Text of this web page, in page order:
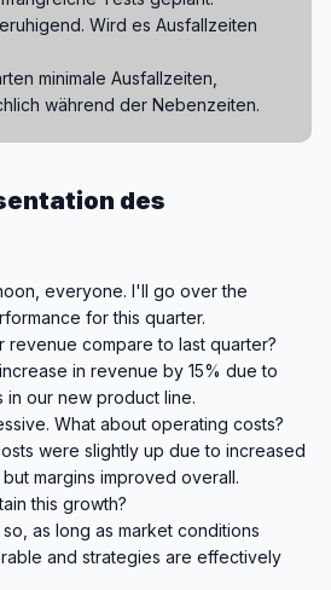
Wird es Ausfallzeiten
minimale Ausfallzeiten,
während der Nebenzeiten.
des
everyone. I'll go over the
for this quarter.
revenue compare to last quarter?
in revenue by 15% due to
in our new product line.
What about operating costs?
were slightly up due to increased
margins improved overall.
this growth?
as long as market conditions
and strategies are effectively